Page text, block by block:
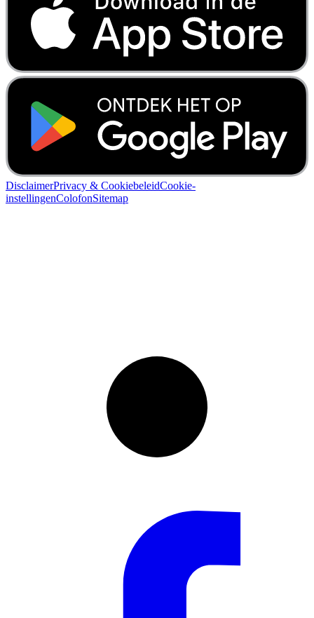
DisclaimerPrivacy & CookiebeleidCookie-
instellingenColofonSitemap